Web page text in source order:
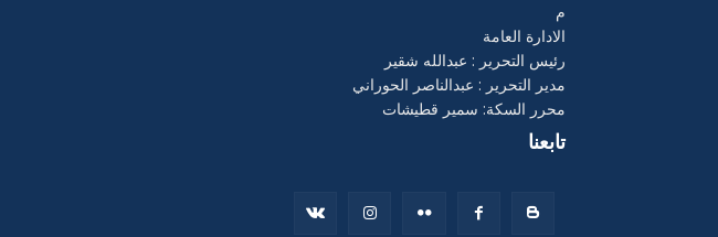
م
الادارة العامة
رئيس التحرير : عبدالله شقير
مدير التحرير : عبدالناصر الحوراني
محرر السكة: سمير قطيشات
تابعنا